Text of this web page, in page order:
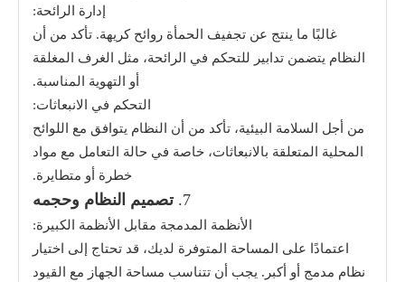
إدارة الرائحة:
غالبًا ما ينتج عن تجفيف الحمأة روائح كريهة. تأكد من أن
النظام يتضمن تدابير للتحكم في الرائحة، مثل الغرف المغلقة
أو التهوية المناسبة.
التحكم في الانبعاثات:
من أجل السلامة البيئية، تأكد من أن النظام يتوافق مع اللوائح
المحلية المتعلقة بالانبعاثات، خاصة في حالة التعامل مع مواد
خطرة أو متطايرة.
7. تصميم النظام وحجمه
الأنظمة المدمجة مقابل الأنظمة الكبيرة:
اعتمادًا على المساحة المتوفرة لديك، قد تحتاج إلى اختيار
نظام مدمج أو أكبر. يجب أن تتناسب مساحة الجهاز مع القيود